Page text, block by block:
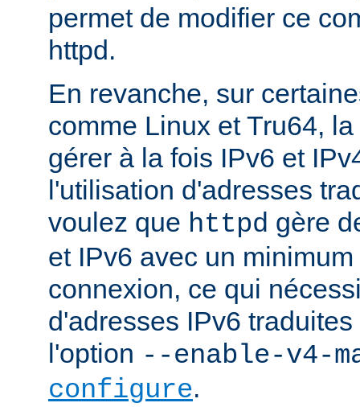
permet de modifier ce
httpd.
En revanche, sur
comme Linux et Tru64, la
gérer à la fois IPv6 et
l'utilisation d'adresses
voulez que httpd gère
et IPv6 avec un
connexion, ce qui
d'adresses IPv6
l'option --enable-v4-
configure.